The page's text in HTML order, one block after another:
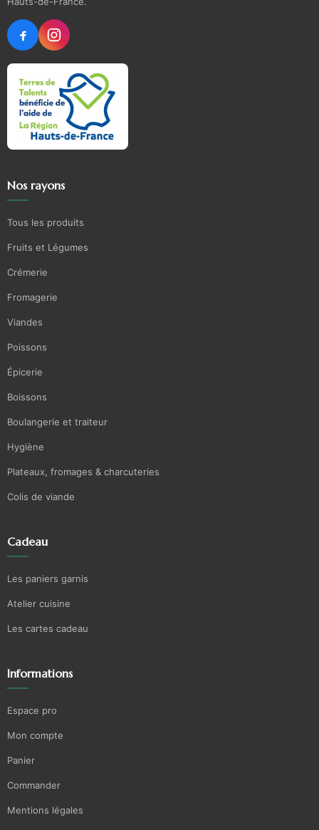
Nos rayons
Tous les produits
Fruits et Légumes
Crémerie
Fromagerie
Viandes
Poissons
Épicerie
Boissons
Boulangerie et traiteur
Hygiène
Plateaux, fromages & charcuteries
Colis de viande
Cadeau
Les paniers garnis
Atelier cuisine
Les cartes cadeau
Informations
Espace pro
Mon compte
Panier
Commander
Mentions légales